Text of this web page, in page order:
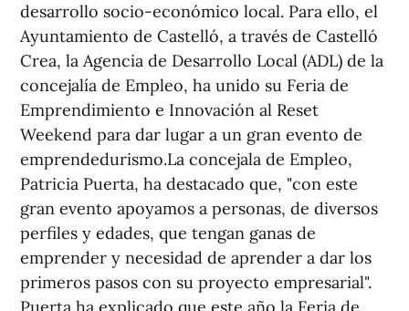
desarrollo socio-económico local. Para ello, el
Ayuntamiento de Castelló, a través de Castelló
Crea, la Agencia de Desarrollo Local (ADL) de la
concejalía de Empleo, ha unido su Feria de
Emprendimiento e Innovación al Reset
Weekend para dar lugar a un gran evento de
emprendedurismo.La concejala de Empleo,
Patricia Puerta, ha destacado que, "con este
gran evento apoyamos a personas, de diversos
perfiles y edades, que tengan ganas de
emprender y necesidad de aprender a dar los
primeros pasos con su proyecto empresarial".